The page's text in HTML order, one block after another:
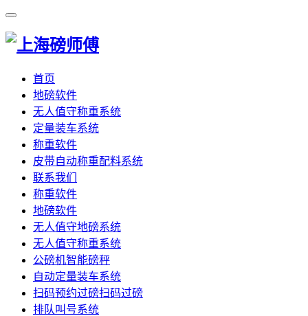
首页
地磅软件
无人值守称重系统
定量装车系统
称重软件
皮带自动称重配料系统
联系我们
称重软件
地磅软件
无人值守地磅系统
无人值守称重系统
公磅机智能磅秤
自动定量装车系统
扫码预约过磅扫码过磅
排队叫号系统